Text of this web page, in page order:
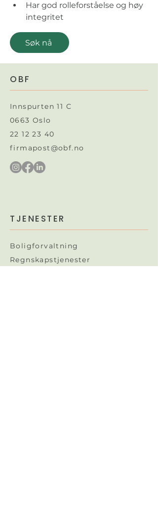
Har god rolleforståelse og høy
integritet
Søk nå
OBF
Innspurten 11 C
0663 Oslo
22 12 23 40
firmapost@obf.no
TJENESTER
Boligforvaltning
Regnskapstjenester